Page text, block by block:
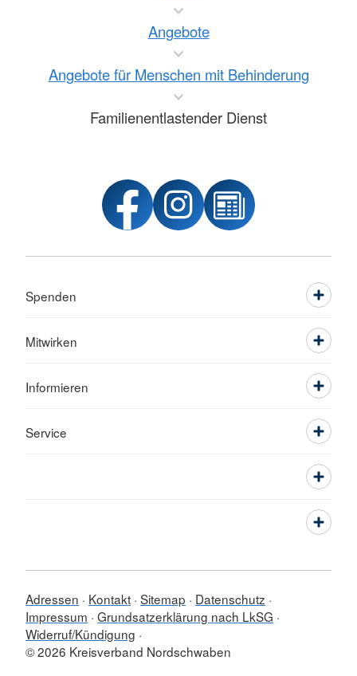
Angebote
Angebote für Menschen mit Behinderung
Familienentlastender Dienst
Spenden
Mitwirken
Informieren
Service
Adressen Kontakt Sitemap
Datenschutz
Impressum Grundsatzerklärung nach LkSG
Widerruf/Kündigung
© 2026 Kreisverband Nordschwaben